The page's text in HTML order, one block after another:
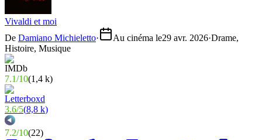
Vivaldi et moi
De Damiano Michieletto· Au cinéma le29 avr. 2026·Drame,
Histoire, Musique
7.1/10(1,4 k)
3.6/5(8,8 k)
7.2/10(22)